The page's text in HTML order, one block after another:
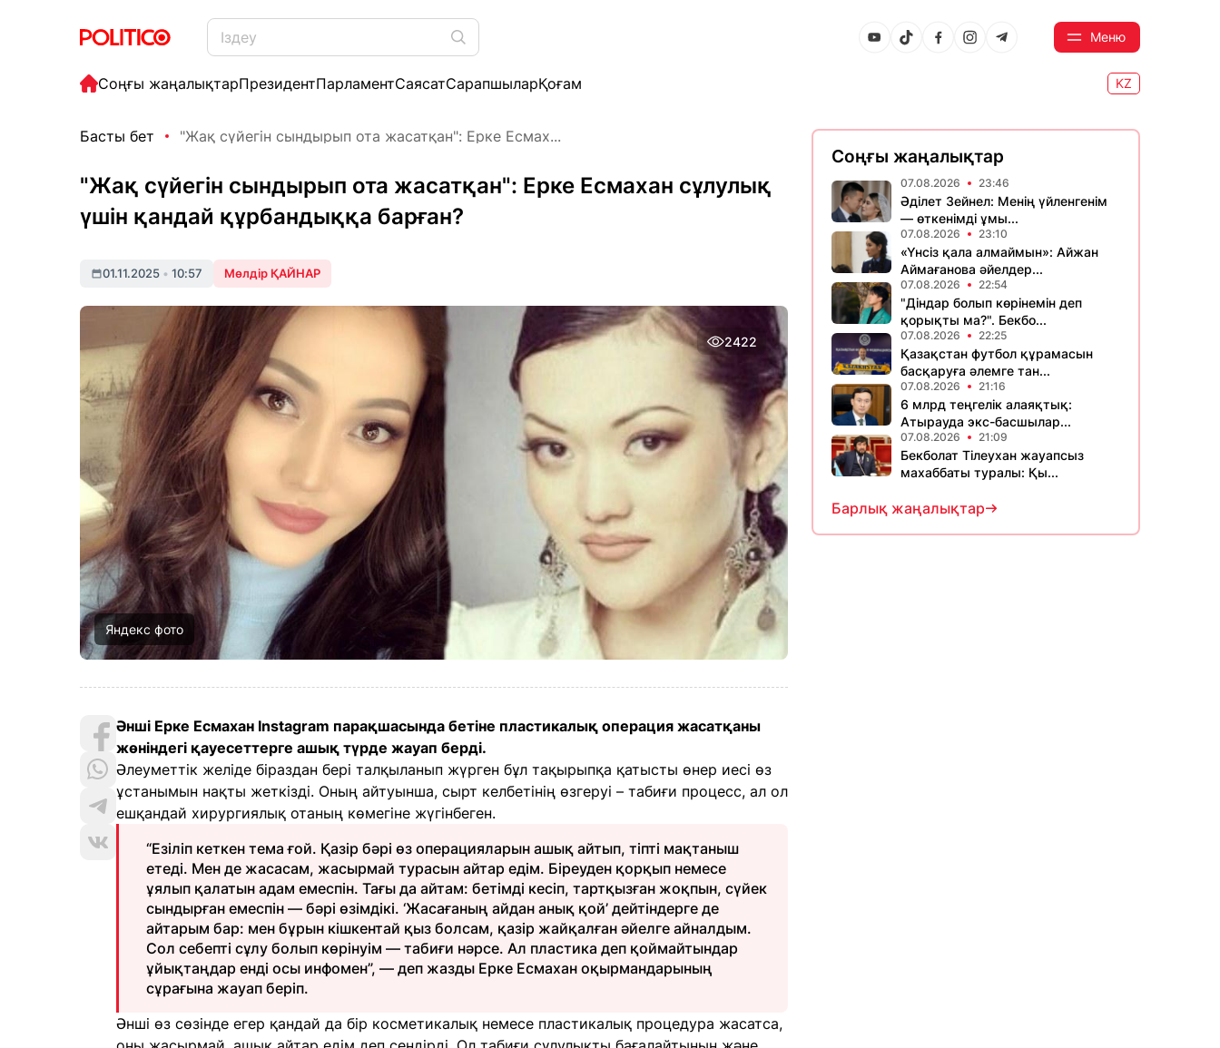
Меню
Соңғы жаңалықтарПрезидентПарламентСаясатСарапшыларҚоғам KZ
Басты бет "Жақ сүйегін сындырып ота жасатқан": Ерке Есмах...
"Жақ сүйегін сындырып ота жасатқан": Ерке Есмахан сұлулық
үшін қандай құрбандыққа барған?
01.11.2025 • 10:57 Мөлдір ҚАЙНАР
2422
Яндекс фото
Әнші Ерке Есмахан Instagram парақшасында бетіне пластикалық операция жасатқаны
жөніндегі қауесеттерге ашық түрде жауап берді.
Әлеуметтік желіде біраздан бері талқыланып жүрген бұл тақырыпқа қатысты өнер иесі өз
ұстанымын нақты жеткізді. Оның айтуынша, сырт келбетінің өзгеруі – табиғи процесс, ал ол
ешқандай хирургиялық отаның көмегіне жүгінбеген.
“Езіліп кеткен тема ғой. Қазір бәрі өз операцияларын ашық айтып, тіпті мақтаныш
етеді. Мен де жасасам, жасырмай турасын айтар едім. Біреуден қорқып немесе
ұялып қалатын адам емеспін. Тағы да айтам: бетімді кесіп, тартқызған жоқпын, сүйек
сындырған емеспін — бәрі өзімдікі. ‘Жасағаның айдан анық қой’ дейтіндерге де
айтарым бар: мен бұрын кішкентай қыз болсам, қазір жайқалған әйелге айналдым.
Сол себепті сұлу болып көрінуім — табиғи нәрсе. Ал пластика деп қоймайтындар
ұйықтаңдар енді осы инфомен”, — деп жазды Ерке Есмахан оқырмандарының
сұрағына жауап беріп.
Әнші өз сөзінде егер қандай да бір косметикалық немесе пластикалық процедура жасатса,
Соңғы жаңалықтар
07.08.2026 23:46
Әділет Зейнел: Менің үйленгенім
— өткенімді ұмы...
07.08.2026 23:10
«Үнсіз қала алмаймын»: Айжан
Аймағанова әйелдер...
07.08.2026 22:54
"Діндар болып көрінемін деп
қорықты ма?". Бекбо...
07.08.2026 22:25
Қазақстан футбол құрамасын
басқаруға әлемге тан...
07.08.2026 21:16
6 млрд теңгелік алаяқтық:
Атырауда экс-басшылар...
07.08.2026 21:09
Бекболат Тілеухан жауапсыз
махаббаты туралы: Қы...
Барлық жаңалықтар